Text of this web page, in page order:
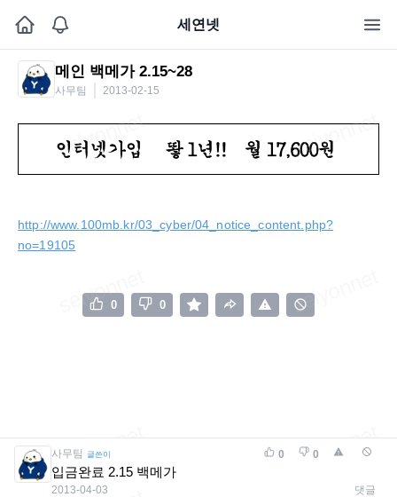
세연넷
메인 백메가 2.15~28
사무팀 2013-02-15
http://www.100mb.kr/03_cyber/04_notice_content.php?
no=19105
0 0
사무팀 글쓴이 0 0
입금완료 2.15 백메가
2013-04-03 댓글